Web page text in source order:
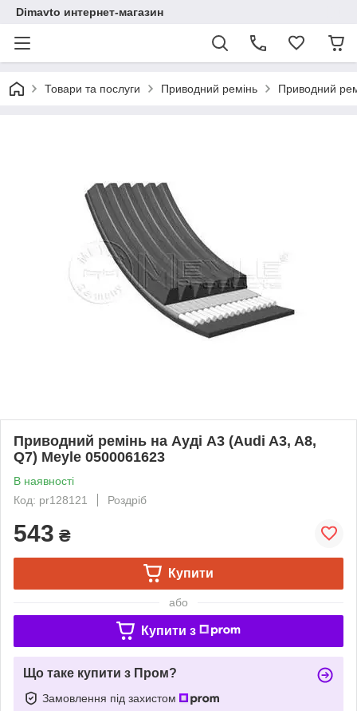
Dimavto интернет-магазин
Товари та послуги Приводний ремінь Приводний
Приводний ремінь на Ауді A3 (Audi A3, A8,
Q7) Meyle 0500061623
В наявності
Код: pr128121
Роздріб
543 ₴
Купити
або
Купити з
Що таке купити з Пром?
Замовлення під захистом